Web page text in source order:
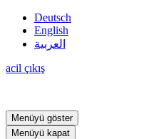
Deutsch
English
العربية
acil çıkış
Menüyü göster
Menüyü kapat